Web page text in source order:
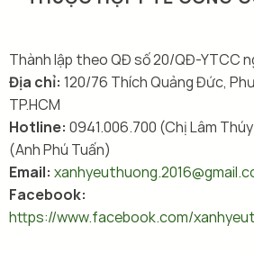
Thành lập theo QĐ số 20/QĐ-YTCC
Địa chỉ: 120/76 Thích Quảng Đức,
TP.HCM
Hotline: 0941.006.700 (Chị Lâm
(Anh Phú Tuấn)
Email:
Facebook:
https://www.facebook.com/